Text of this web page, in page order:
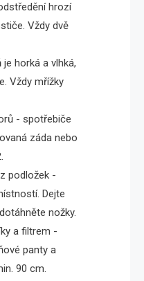
hrozí
Vždy dvě
horká a vlhká,
Vždy mřížky
- spotřebiče
záda nebo
podložek -
Dejte
nožky.
a filtrem -
panty a
90 cm.